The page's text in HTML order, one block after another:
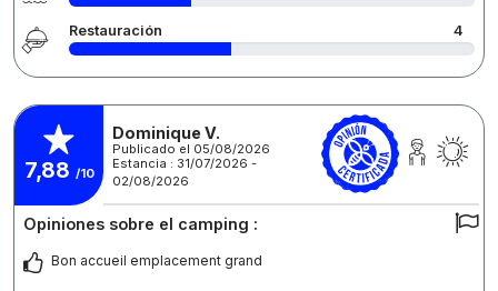
Restauración 4
7,88 /10
Dominique V.
Publicado el 05/08/2026
Estancia : 31/07/2026 -
02/08/2026
Opiniones sobre el camping :
Bon accueil emplacement grand